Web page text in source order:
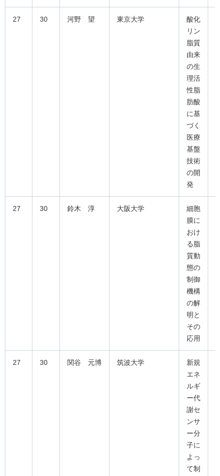
27 30 河野 望 東京大学
酸化
リン
脂質
由来
の生
理活
性脂
肪酸
に基
づく
医療
基盤
技術
の開
発
27 30 鈴木 淳 大阪大学
細胞
膜に
おけ
る脂
質動
態の
制御
機構
の解
明と
その
応用
27 30 関谷 元博 筑波大学
新規
エネ
ルギ
ー代
謝セ
ンサ
ー分
子に
よっ
て制